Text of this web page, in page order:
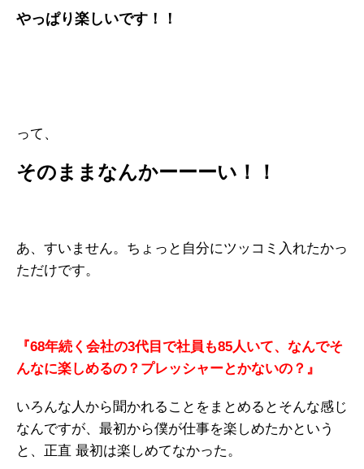
やっぱり楽しいです！！
って、
そのままなんかーーーい！！
あ、すいません。ちょっと自分にツッコミ入れたかっ
ただけです。
『68年続く会社の3代目で社員も85人いて、なんでそ
んなに楽しめるの？プレッシャーとかないの？』
いろんな人から聞かれることをまとめるとそんな感じ
なんですが、最初から僕が仕事を楽しめたかという
と、正直 最初は楽しめてなかった。